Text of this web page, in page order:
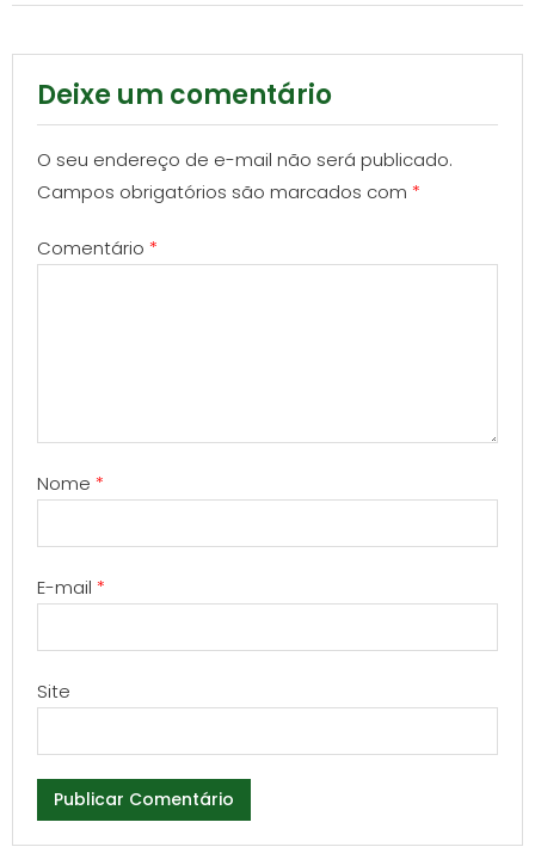
Deixe um comentário
O seu endereço de e-mail não será publicado.
Campos obrigatórios são marcados com *
Comentário *
Nome *
E-mail *
Site